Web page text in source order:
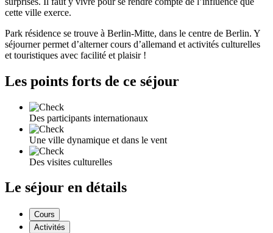
cette ville exerce.
Park résidence se trouve à Berlin-Mitte, dans le centre de Berlin. Y
séjourner permet d’alterner cours d’allemand et activités culturelles
et touristiques avec facilité et plaisir !
Les points forts de ce séjour
Des participants internationaux
Une ville dynamique et dans le vent
Des visites culturelles
Le séjour en détails
Cours
Activités